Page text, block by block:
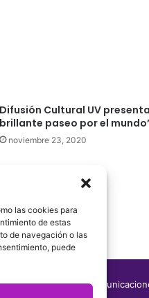
las cookies para
de estas
de navegación o las
puede
Difusión Cultural UV presenta
brillante paseo por el
noviembre 23, 2020
Quatromedia